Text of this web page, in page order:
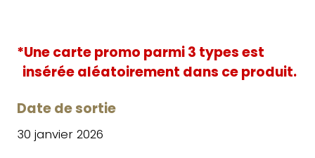
*Une carte promo parmi 3 types est
insérée aléatoirement dans ce produit.
Date de sortie
30 janvier 2026